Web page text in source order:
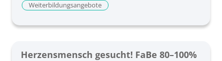
Weiterbildungsangebote
Herzensmensch gesucht! FaBe 80–100%